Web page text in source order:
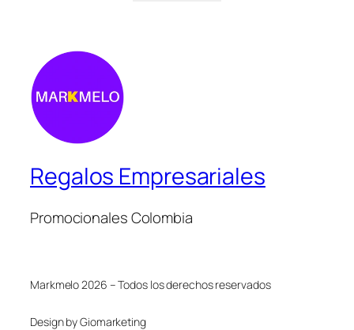
Regalos Empresariales
Promocionales Colombia
Markmelo 2026 – Todos los derechos reservados
Design by Giomarketing